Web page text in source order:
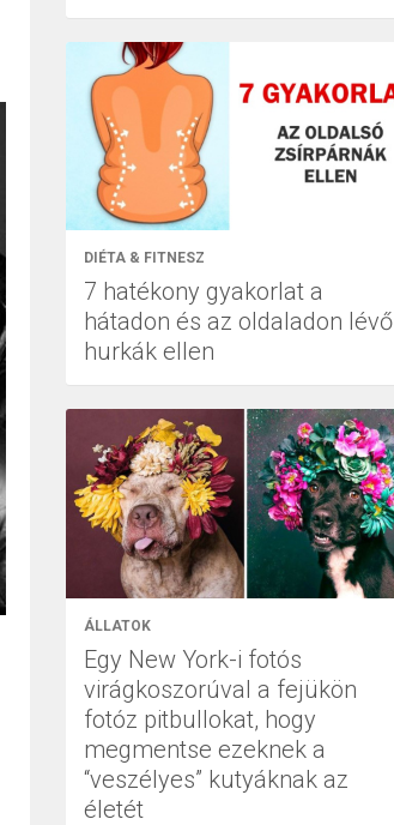
DIÉTA & FITNESZ
7 hatékony gyakorlat a
hátadon és az oldaladon lévő
hurkák ellen
ÁLLATOK
Egy New York-i fotós
virágkoszorúval a fejükön
fotóz pitbullokat, hogy
megmentse ezeknek a
“veszélyes” kutyáknak az
életét